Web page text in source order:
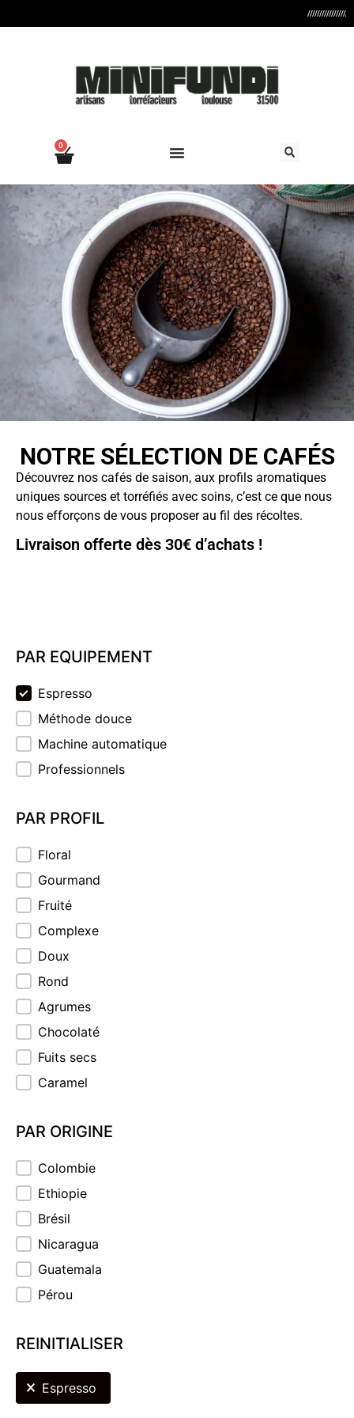
////////////////////////////
0
NOTRE SÉLECTION DE CAFÉS
Découvrez nos cafés de saison, aux profils aromatiques
uniques sources et torréfiés avec soins, c’est ce que nous
nous efforçons de vous proposer au fil des récoltes.
Livraison offerte dès 30€ d’achats !
PAR EQUIPEMENT
PAR EQUIPEMENT
Espresso
Méthode douce
Machine automatique
Professionnels
PAR PROFIL
PAR PROFIL
Floral
Gourmand
Fruité
Complexe
Doux
Rond
Agrumes
Chocolaté
Fuits secs
Caramel
PAR ORIGINE
PAR ORIGINE
Colombie
Ethiopie
Brésil
Nicaragua
Guatemala
Pérou
REINITIALISER
REINITIALISER
Espresso